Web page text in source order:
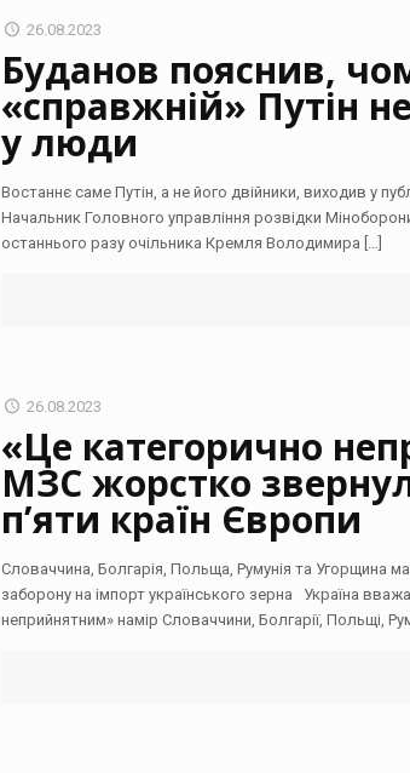
26.08.2023
Буданов пояснив,
«справжній» Путін
у люди
Востаннє саме Путін, а не його двійники, виходив у
Начальник Головного управління розвідки
останнього разу очільника Кремля Володимира […]
26.08.2023
«Це категорично
МЗС жорстко
п’яти країн Європи
Словаччина, Болгарія, Польща, Румунія та Угорщина
заборону на імпорт українського зерна Україна
неприйнятним» намір Словаччини, Болгарії, Польщі,